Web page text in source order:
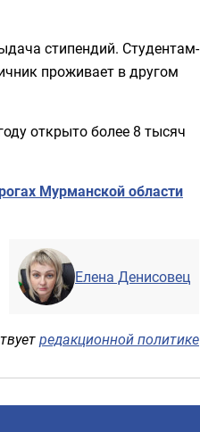
стипендий. Студентам-
проживает в другом
открыто более 8 тысяч
Мурманской области
Елена Денисовец
редакционной политике